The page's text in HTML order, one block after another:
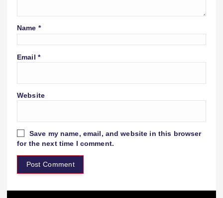
Name *
Email *
Website
Save my name, email, and website in this browser
for the next time I comment.